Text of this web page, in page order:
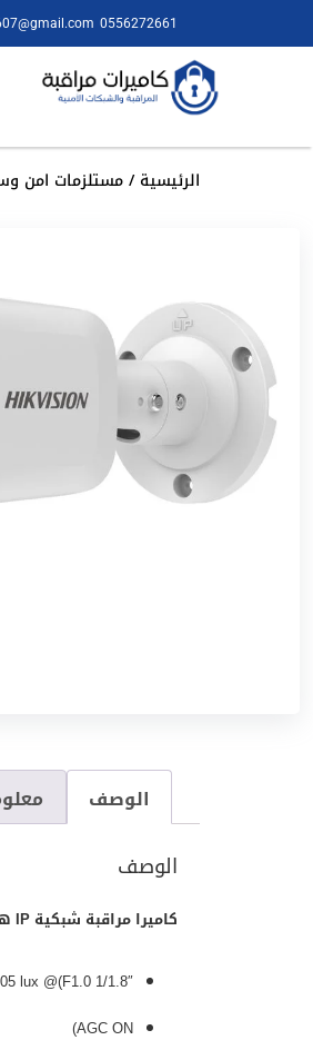
0556272661
الرئيسية/مستلزمات امن
الوصف
الوصف
كاميرا مراقبة شبكية IP هيكفيجن موديل DS-2CD2047G2-L(2.8mm)
1/1.8″ Progressive Scan CMOS; H.265+/H.265/H.264+/H.264/MJPEG; Color: 0.0005 lux @(F1.0
AGC ON)